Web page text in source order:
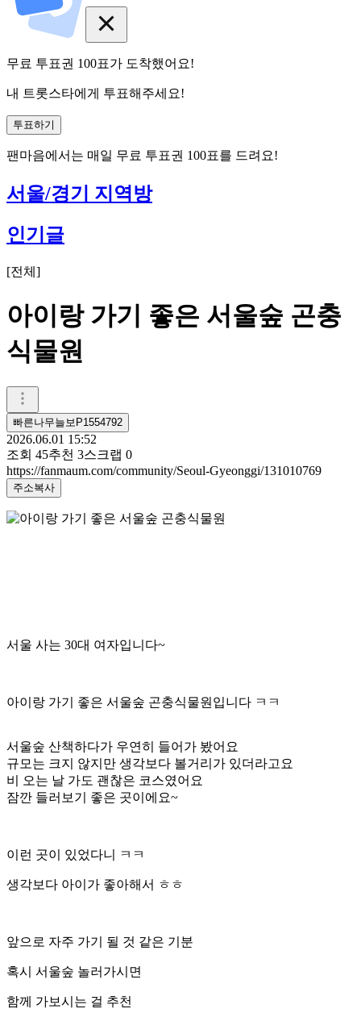
무료 투표권 100표가 도착했어요!
내 트롯스타에게 투표해주세요!
투표하기
팬마음에서는 매일 무료 투표권 100표를 드려요!
서울/경기 지역방
인기글
[전체 ]
아이랑 가기 좋은 서울숲 곤충
식물원
빠른나무늘보P1554792
2026.06.01 15:52
조회 45추천 3스크랩 0
https://fanmaum.com/community/Seoul-Gyeonggi/131010769
주소복사
서울 사는 30대 여자입니다~
아이랑 가기 좋은 서울숲 곤충식물원입니다 ㅋㅋ
서울숲 산책하다가 우연히 들어가 봤어요
규모는 크지 않지만 생각보다 볼거리가 있더라고요
비 오는 날 가도 괜찮은 코스였어요
잠깐 들러보기 좋은 곳이에요~
이런 곳이 있었다니 ㅋㅋ
생각보다 아이가 좋아해서 ㅎㅎ
앞으로 자주 가기 될 것 같은 기분
혹시 서울숲 놀러가시면
함께 가보시는 걸 추천